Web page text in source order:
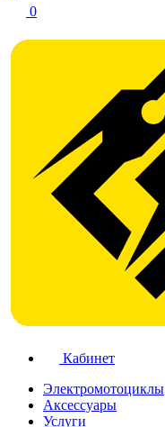
0
Кабинет
Электромотоциклы
Аксессуары
Услуги